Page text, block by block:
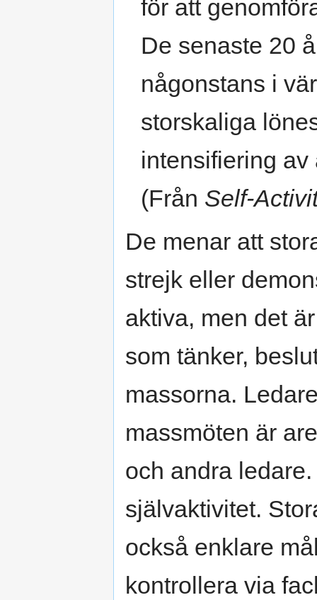
för att
De senaste 20
någonstans i
storskaliga
intensifiering
(Från Self-
De menar att
strejk eller
aktiva, men det
som tänker,
massorna.
massmöten är
och andra
självaktivitet.
också enklare
kontrollera via